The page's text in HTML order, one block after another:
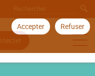
Accepter Refuser